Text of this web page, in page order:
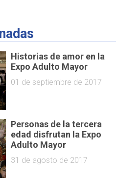
Historias de amor en la
Expo Adulto Mayor
01 de septiembre de 2017
Personas de la tercera
edad disfrutan la Expo
Adulto Mayor
31 de agosto de 2017